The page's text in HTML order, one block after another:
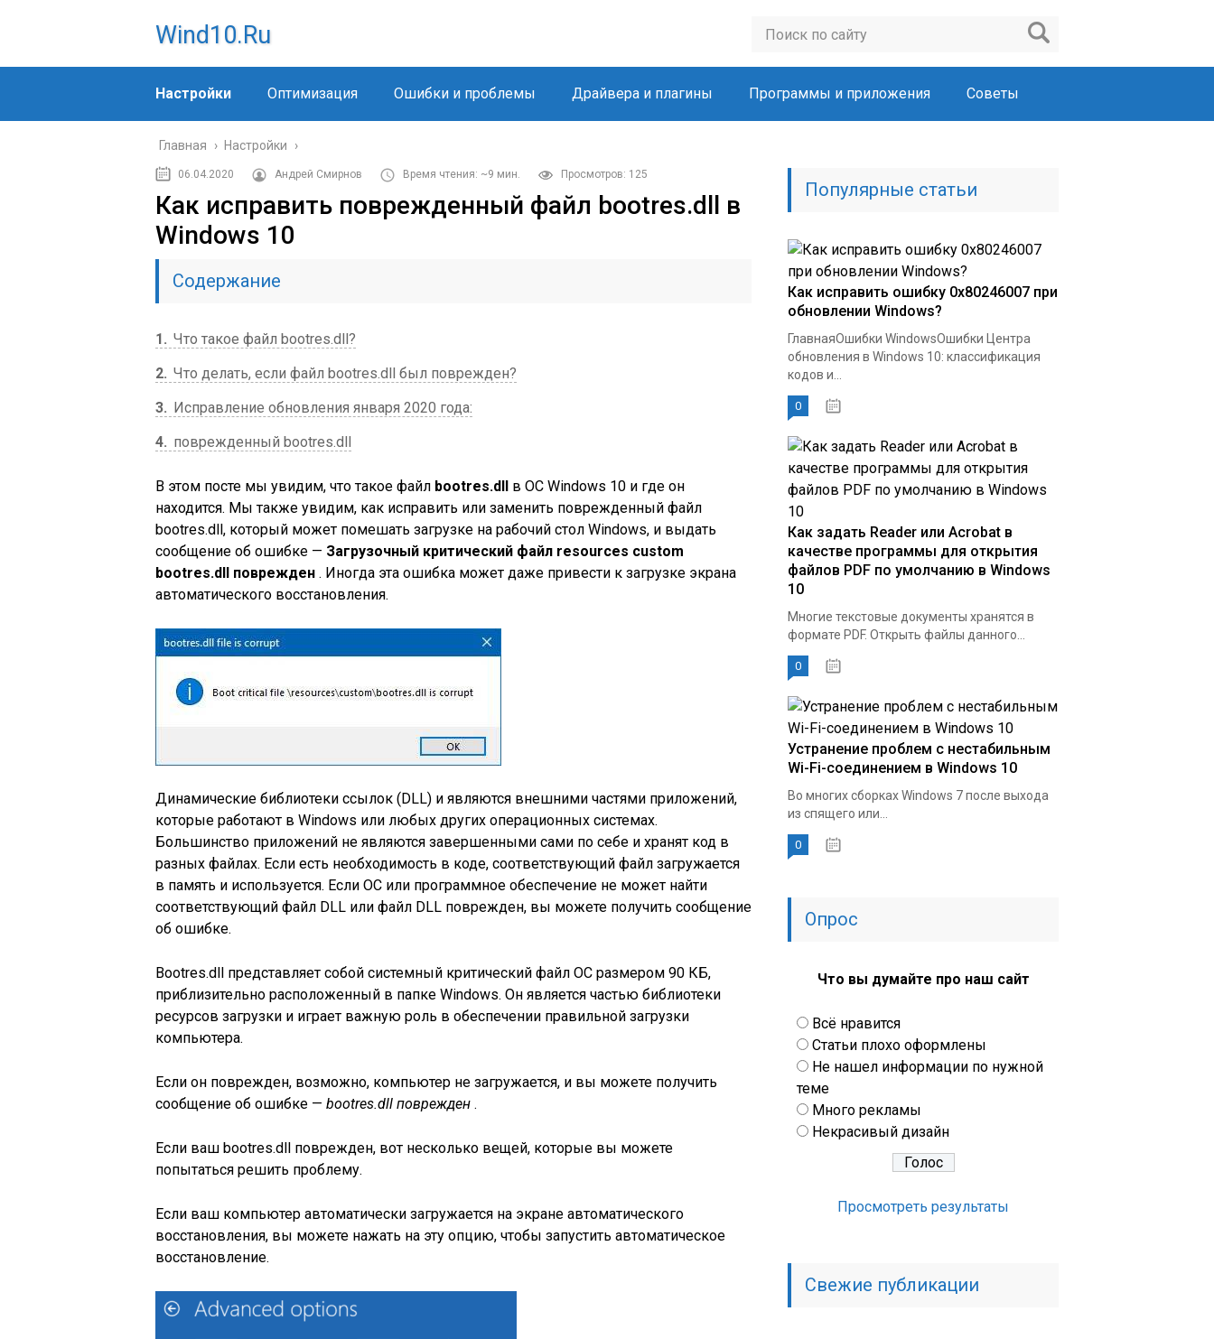
Wind10.ru
Настройки Оптимизация Ошибки и проблемы Драйвера и плагины Программы и приложения Советы
Главная › Настройки ›
06.04.2020 Андрей Смирнов Время чтения: ~9 мин. Просмотров: 125
Как исправить поврежденный файл bootres.dll в
Windows 10
Содержание
1
Что такое файл bootres.dll?
2 Что делать, если файл bootres.dll был поврежден?
3
Исправление обновления января 2020 года:
4
поврежденный bootres.dll
В этом посте мы увидим, что такое файл bootres.dll в ОС Windows 10 и где он
находится. Мы также увидим, как исправить или заменить поврежденный файл
bootres.dll, который может помешать загрузке на рабочий стол Windows, и выдать
сообщение об ошибке — Загрузочный критический файл resources custom
bootres.dll поврежден . Иногда эта ошибка может даже привести к загрузке экрана
автоматического восстановления.
Динамические библиотеки ссылок (DLL) и являются внешними частями приложений,
которые работают в Windows или любых других операционных системах.
Большинство приложений не являются завершенными сами по себе и хранят код в
разных файлах. Если есть необходимость в коде, соответствующий файл загружается
в память и используется. Если ОС или программное обеспечение не может найти
соответствующий файл DLL или файл DLL поврежден, вы можете получить сообщение
об ошибке.
Bootres.dll представляет собой системный критический файл ОС размером 90 КБ,
приблизительно расположенный в папке Windows. Он является частью библиотеки
ресурсов загрузки и играет важную роль в обеспечении правильной загрузки
компьютера.
Если он поврежден, возможно, компьютер не загружается, и вы можете получить
сообщение об ошибке — bootres.dll поврежден .
Если ваш bootres.dll поврежден, вот несколько вещей, которые вы можете
попытаться решить проблему.
Если ваш компьютер автоматически загружается на экране автоматического
восстановления, вы можете нажать на эту опцию, чтобы запустить автоматическое
восстановление.
Популярные статьи
Как исправить ошибку 0x80246007 при
обновлении Windows?
ГлавнаяОшибки WindowsОшибки Центра
обновления в Windows 10: классификация
кодов и...
0
Как задать Reader или Acrobat в
качестве программы для открытия
файлов PDF по умолчанию в Windows
10
Многие текстовые документы хранятся в
формате PDF. Открыть файлы данного...
0
Устранение проблем с нестабильным
Wi-Fi-соединением в Windows 10
Во многих сборках Windows 7 после выхода
из спящего или...
0
Опрос
Что вы думайте про наш сайт
Всё нравится
Статьи плохо оформлены
Не нашел информации по нужной
теме
Много рекламы
Некрасивый дизайн
Просмотреть результаты
Свежие публикации